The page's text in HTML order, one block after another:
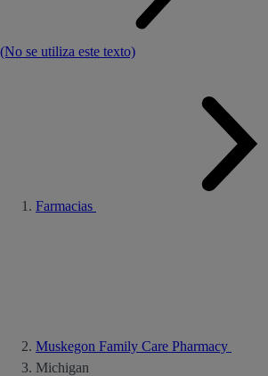
(No se utiliza este texto)
Farmacias
Muskegon Family Care Pharmacy
Michigan